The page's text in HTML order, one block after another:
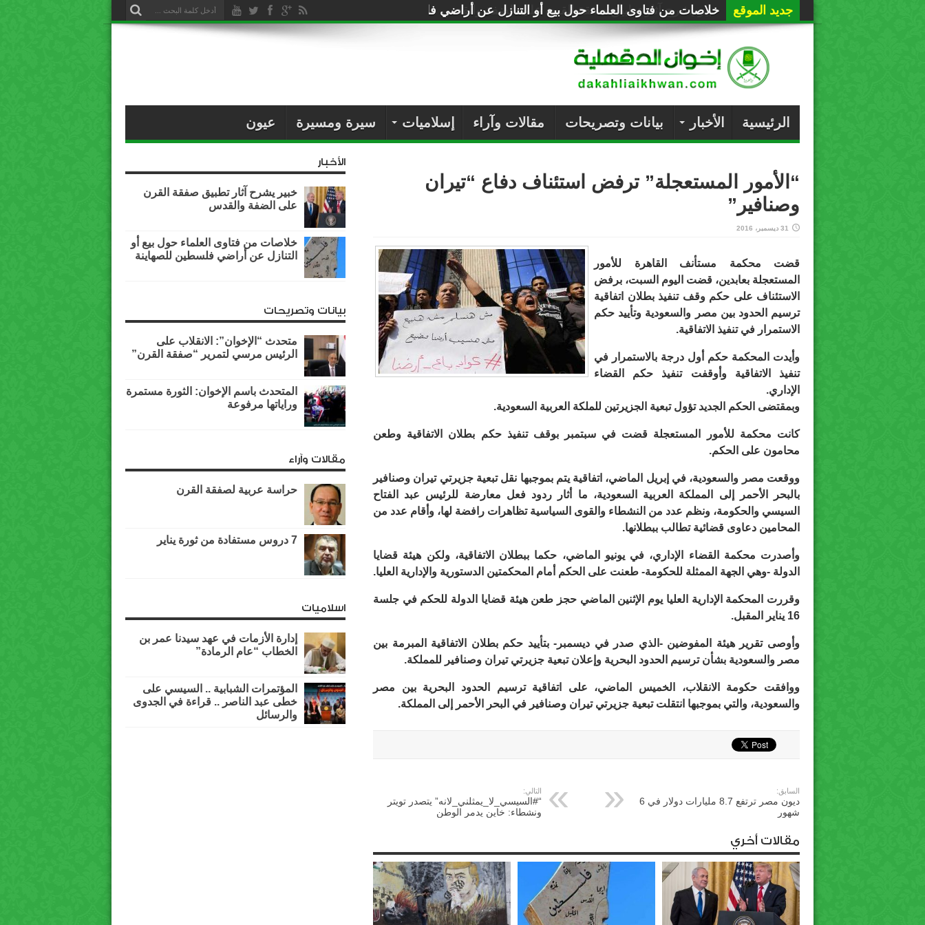
جديد الموقع خلاصات من فتاوى العلماء حول بيع أو التنازل عن أراضي فلسطين للصهاينة
الرئيسية الأخبار بيانات وتصريحات مقالات وآراء إسلاميات سيرة ومسيرة عيون
“الأمور المستعجلة” ترفض استئناف دفاع “تيران
وصنافير”
31 ديسمبر، 2016
قضت محكمة مستأنف القاهرة للأمور
المستعجلة بعابدين، قضت اليوم السبت، برفض
الاستئناف على حكم وقف تنفيذ بطلان اتفاقية
ترسيم الحدود بين مصر والسعودية وتأييد حكم
الاستمرار في تنفيذ الاتفاقية.
وأيدت المحكمة حكم أول درجة بالاستمرار في
تنفيذ الاتفاقية وأوقفت تنفيذ حكم القضاء
الإداري.
وبمقتضى الحكم الجديد تؤول تبعية الجزيرتين للملكة العربية السعودية.
كانت محكمة للأمور المستعجلة قضت في سبتمبر بوقف تنفيذ حكم بطلان الاتفاقية وطعن
محامون على الحكم.
ووقعت مصر والسعودية، في إبريل الماضي، اتفاقية يتم بموجبها نقل تبعية جزيرتي تيران وصنافير
بالبحر الأحمر إلى المملكة العربية السعودية، ما أثار ردود فعل معارضة للرئيس عبد الفتاح
السيسي والحكومة، ونظم عدد من النشطاء والقوى السياسية تظاهرات رافضة لها، وأقام عدد من
المحامين دعاوى قضائية تطالب ببطلانها.
وأصدرت محكمة القضاء الإداري، في يونيو الماضي، حكما ببطلان الاتفاقية، ولكن هيئة قضايا
الدولة -وهي الجهة الممثلة للحكومة- طعنت على الحكم أمام المحكمتين الدستورية والإدارية العليا.‏‫
وقررت المحكمة الإدارية العليا يوم الإثنين الماضي حجز طعن هيئة قضايا الدولة للحكم في جلسة
16 يناير المقبل.
وأوصى تقرير هيئة المفوضين -الذي صدر في ديسمبر- بتأييد حكم بطلان الاتفاقية المبرمة بين
مصر والسعودية بشأن ترسيم الحدود البحرية وإعلان تبعية جزيرتي تيران وصنافير للمملكة.
ووافقت حكومة الانقلاب، الخميس الماضي، على اتفاقية ترسيم الحدود البحرية بين مصر
والسعودية، والتي بموجبها انتقلت تبعية جزيرتي تيران وصنافير في البحر الأحمر إلى المملكة.
السابق:
ديون مصر ترتفع 8.7 مليارات دولار في 6
شهور
التالي:
“#السيسي_لا_يمثلني_لانه” يتصدر تويتر
ونشطاء: خاين يدمر الوطن
مقالات أخري
الأخبار
خبير يشرح آثار تطبيق صفقة القرن
على الضفة والقدس
خلاصات من فتاوى العلماء حول بيع أو
التنازل عن أراضي فلسطين للصهاينة
بيانات وتصريحات
متحدث “الإخوان”: الانقلاب على
الرئيس مرسي لتمرير “صفقة القرن”
المتحدث باسم الإخوان: الثورة مستمرة
وراياتها مرفوعة
مقالات وآراء
حراسة عربية لصفقة القرن
7 دروس مستفادة من ثورة يناير
اسلاميات
إدارة الأزمات في عهد سيدنا عمر بن
الخطاب “عام الرمادة”
المؤتمرات الشبابية .. السيسي على
خطى عبد الناصر .. قراءة في الجدوى
والرسائل